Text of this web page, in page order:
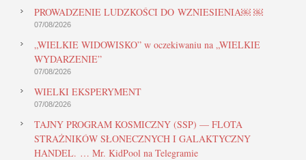
PROWADZENIE LUDZKOŚCI DO WZNIESIENIA￼ ￼
07/08/2026
„WIELKIE WIDOWISKO” w oczekiwaniu na „WIELKIE
WYDARZENIE”
07/08/2026
WIELKI EKSPERYMENT
07/08/2026
TAJNY PROGRAM KOSMICZNY (SSP) — FLOTA
STRAŻNIKÓW SŁONECZNYCH I GALAKTYCZNY
HANDEL. … Mr. KidPool na Telegramie